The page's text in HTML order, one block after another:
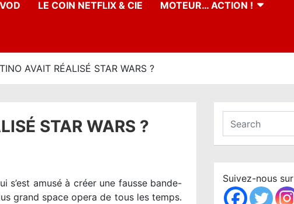
LE COIN NETFLIX & CIE MOTEUR… ACTION !
AVAIT RÉALISÉ STAR WARS ?
STAR WARS ?
s’est amusé à créer une fausse bande-
grand space opera de tous les temps.
a
c
h
Suivez-nous